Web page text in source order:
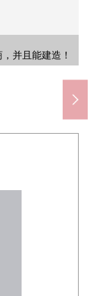
并且能建造！
66.98坪)的整形
约5.9m，正面宽
约5.9m，正面宽
Center"随便询问
Center"随便询问
房源的详细、需
房源的详细、需
房源的详细、需
房源的详细、需
Center"随便询问
Center"随便询问
Center"随便询问